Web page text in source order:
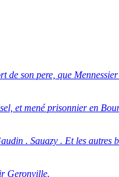
son pere, que
et mené prisonnier en
. Sauazy . Et les autres
Geronville.